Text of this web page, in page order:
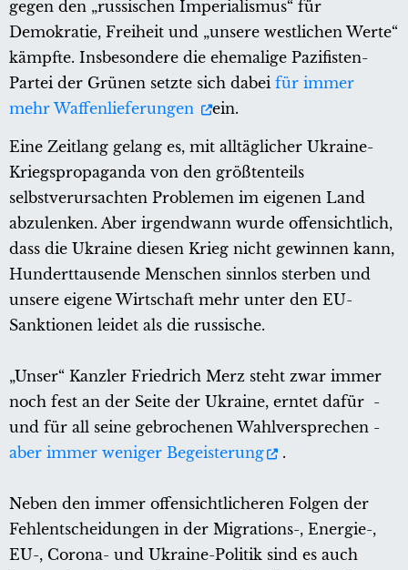
gegen den „russischen Imperialismus“ für
Demokratie, Freiheit und „unsere westlichen Werte“
kämpfte. Insbesondere die ehemalige Pazifisten-
Partei der Grünen setzte sich dabei für immer
mehr Waffenlieferungen
ein.
Eine Zeitlang gelang es, mit alltäglicher Ukraine-
Kriegspropaganda von den größtenteils
selbstverursachten Problemen im eigenen Land
abzulenken. Aber irgendwann wurde offensichtlich,
dass die Ukraine diesen Krieg nicht gewinnen kann,
Hunderttausende Menschen sinnlos sterben und
unsere eigene Wirtschaft mehr unter den EU-
Sanktionen leidet als die russische.
„Unser“ Kanzler Friedrich Merz steht zwar immer
noch fest an der Seite der Ukraine, erntet dafür -
und für all seine gebrochenen Wahlversprechen -
aber immer weniger Begeisterung
.
Neben den immer offensichtlicheren Folgen der
Fehlentscheidungen in der Migrations-, Energie-,
EU-, Corona- und Ukraine-Politik sind es auch